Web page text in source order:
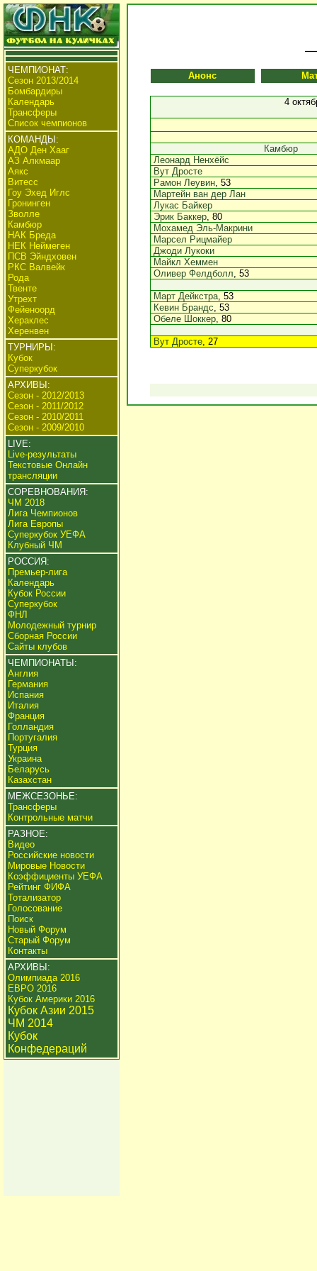
ЧЕМПИОНАТ:
Сезон 2013/2014
Бомбардиры
Календарь
Трансферы
Список чемпионов
КОМАНДЫ:
АДО Ден Хааг
АЗ Алкмаар
Аякс
Витесс
Гоу Эхед Иглс
Гронинген
Зволле
Камбюр
НАК Бреда
НЕК Неймеген
ПСВ Эйндховен
РКС Валвейк
Рода
Твенте
Утрехт
Фейеноорд
Хераклес
Херенвен
ТУРНИРЫ:
Кубок
Суперкубок
АРХИВЫ:
Сезон - 2012/2013
Сезон - 2011/2012
Сезон - 2010/2011
Сезон - 2009/2010
LIVE:
Live-результаты
Текстовые Онлайн
трансляции
СОРЕВНОВАНИЯ:
ЧМ 2018
Лига Чемпионов
Лига Европы
Суперкубок УЕФА
Клубный ЧМ
РОССИЯ:
Премьер-лига
Календарь
Кубок России
Суперкубок
ФНЛ
Молодежный турнир
Сборная России
Сайты клубов
ЧЕМПИОНАТЫ:
Англия
Германия
Испания
Италия
Франция
Голландия
Португалия
Турция
Украина
Беларусь
Казахстан
МЕЖСЕЗОНЬЕ:
Трансферы
Контрольные матчи
РАЗНОЕ:
Видео
Российские новости
Мировые Новости
Коэффициенты УЕФА
Рейтинг ФИФА
Тотализатор
Голосование
Поиск
Новый Форум
Старый Форум
Контакты
АРХИВЫ:
Олимпиада 2016
ЕВРО 2016
Кубок Америки 2016
Кубок Азии 2015
ЧМ 2014
Кубок
Конфедераций
Анонс
4
Камбюр
Леонард Ненхёйс
Вут Дросте
Рамон Леувин, 53
Мартейн ван дер Лан
Лукас Байкер
Эрик Баккер, 80
Мохамед Эль-Макрини
Марсел Рицмайер
Джоди Лукоки
Майкл Хеммен
Оливер Фелдболл, 53
Март Дейкстра, 53
Кевин Брандс, 53
Обеле Шоккер, 80
Вут Дросте, 27